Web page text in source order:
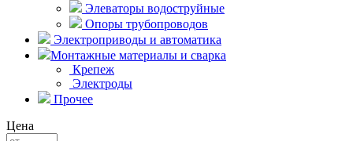
Элеваторы водоструйные
Опоры трубопроводов
Электроприводы и автоматика
Монтажные материалы и сварка
Крепеж
Электроды
Прочее
Цена